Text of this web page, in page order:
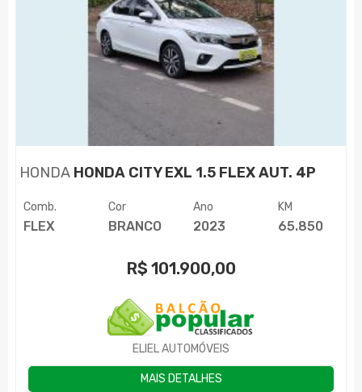
HONDA HONDA CITY EXL 1.5 FLEX AUT. 4P
Comb.
FLEX
Cor
BRANCO
Ano
2023
KM
65.850
R$ 101.900,00
ELIEL AUTOMÓVEIS
MAIS DETALHES